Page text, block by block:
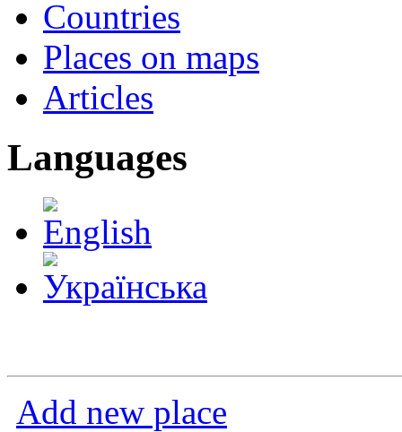
Countries
Places on maps
Articles
Languages
Add new place